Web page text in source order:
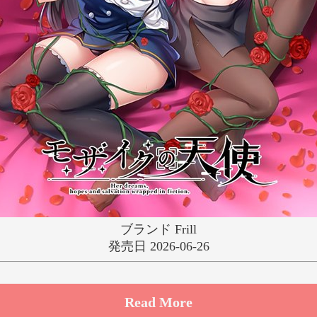
ゆ
り る れ
わ
ブランド Frill
発売日 2026-06-26
Read More